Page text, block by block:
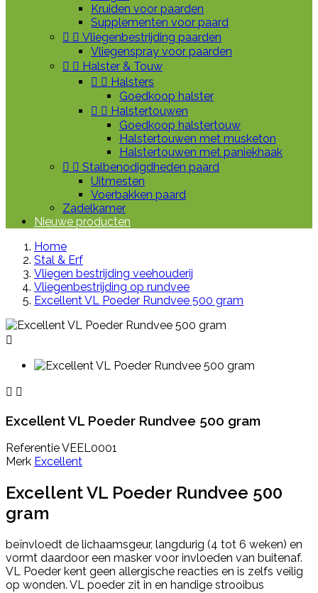
Kruiden voor paarden
Supplementen voor paard
  Vliegenbestrijding paarden
Vliegenspray voor paarden
  Halster & Touw
  Halsters
Goedkoop halster
  Halstertouwen
Goedkoop halstertouw
Halstertouwen met musketon
Halstertouwen met paniekhaak
  Stalbenodigdheden paard
Uitmesten
Voerbakken paard
Zadelkamer
Nieuwe producten
Home
Stal & Erf
Vliegen bestrijding veehouderij
Vliegenbestrijding op rundvee
Excellent VL Poeder Rundvee 500 gram

 
Excellent VL Poeder Rundvee 500 gram
ReferentieVEEL0001
Merk Excellent
Excellent VL Poeder Rundvee 500
gram
beïnvloedt de lichaamsgeur, langdurig (4 tot 6 weken) en
vormt daardoor een masker voor invloeden van buitenaf.
VL Poeder kent geen allergische reacties en is zelfs veilig
op wonden. VL poeder zit in en handige strooibus